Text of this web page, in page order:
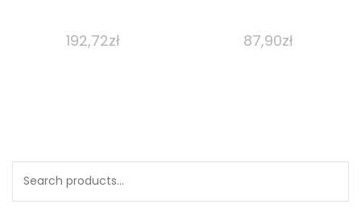
192,72zł 87,90zł
Search